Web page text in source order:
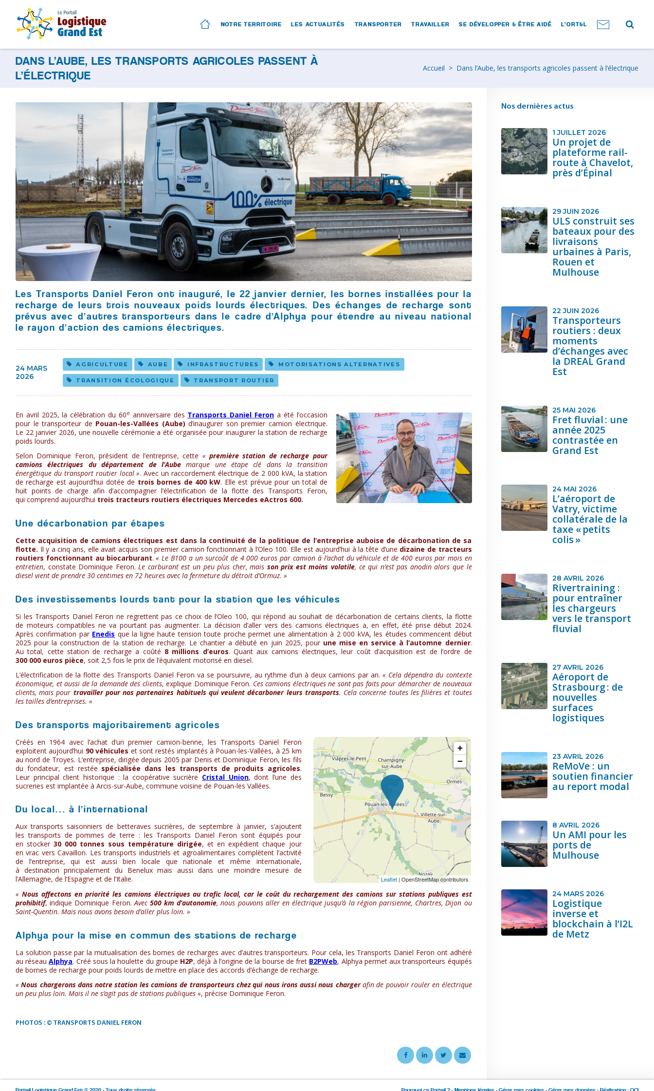
NOTRE TERRITOIRE LES ACTUALITÉS TRANSPORTER TRAVAILLER SE DÉVELOPPER & ÊTRE AIDÉ L’ORT&L
DANS L’AUBE, LES TRANSPORTS AGRICOLES PASSENT À
L’ÉLECTRIQUE
Accueil > Dans l’Aube, les transports agricoles passent à l’électrique
Les Transports Daniel Feron ont inauguré, le 22 janvier dernier, les bornes installées pour la
recharge de leurs trois nouveaux poids lourds électriques. Des échanges de recharge sont
prévus avec d’autres transporteurs dans le cadre d’Alphya pour étendre au niveau national
le rayon d’action des camions électriques.
24 MARS
2026
AGRICULTURE AUBE INFRASTRUCTURES MOTORISATIONS ALTERNATIVES
TRANSITION ÉCOLOGIQUE TRANSPORT ROUTIER
En avril 2025, la célébration du 60e anniversaire des Transports Daniel Feron a été l’occasion
pour le transporteur de Pouan-les-Vallées (Aube) d’inaugurer son premier camion électrique.
Le 22 janvier 2026, une nouvelle cérémonie a été organisée pour inaugurer la station de recharge
poids lourds.
Selon Dominique Feron, président de l’entreprise, cette « première station de recharge pour
camions électriques du département de l’Aubemarque une étape clé dans la transition
énergétique du transport routier local ». Avec un raccordement électrique de 2 000 kVA, la station
de recharge est aujourd’hui dotée de trois bornes de 400 kW. Elle est prévue pour un total de
huit points de charge afin d’accompagner l’électrification de la flotte des Transports Feron,
qui comprend aujourd’hui trois tracteurs routiers électriques Mercedes eActros 600.
Une décarbonation par étapes
Cette acquisition de camions électriques est dans la continuité de la politique de l’entreprise auboise de décarbonation de sa
flotte. Il y a cinq ans, elle avait acquis son premier camion fonctionnant à l’Oleo 100. Elle est aujourd’hui à la tête d’une dizaine de tracteurs
routiers fonctionnant au biocarburant.« Le B100 a un surcoût de 4 000 euros par camion à l’achat du véhicule et de 400 euros par mois en
entretien, constate Dominique Feron.Le carburant est un peu plus cher, mais son prix est moins volatile, ce qui n’est pas anodin alors que le
diesel vient de prendre 30 centimes en 72 heures avec la fermeture du détroit d’Ormuz. »
Des investissements lourds tant pour la station que les véhicules
Si les Transports Daniel Feron ne regrettent pas ce choix de l’Oleo 100, qui répond au souhait de décarbonation de certains clients, la flotte
de moteurs compatibles ne va pourtant pas augmenter. La décision d’aller vers des camions électriques a, en effet, été prise début 2024.
Après confirmation par Enedis que la ligne haute tension toute proche permet une alimentation à 2 000 kVA, les études commencent début
2025 pour la construction de la station de recharge. Le chantier a débuté en juin 2025, pour une mise en service à l’automne dernier.
Au total, cette station de recharge a coûté 8 millions d’euros. Quant aux camions électriques, leur coût d’acquisition est de l’ordre de
300 000 euros pièce, soit 2,5 fois le prix de l’équivalent motorisé en diesel.
L’électrification de la flotte des Transports Daniel Feron va se poursuivre, au rythme d’un à deux camions par an. « Cela dépendra du contexte
économique, et aussi de la demande des clients, explique Dominique Feron. Ces camions électriques ne sont pas faits pour démarcher de nouveaux
clients, mais pour travailler pour nos partenaires habituels qui veulent décarboner leurs transports. Cela concerne toutes les filières et toutes
les tailles d’entreprises. »
Des transports majoritairement agricoles
Créés en 1964 avec l’achat d’un premier camion-benne, les Transports Daniel Feron
exploitent aujourd’hui 90 véhicules et sont restés implantés à Pouan-les-Vallées, à 25 km
au nord de Troyes. L’entreprise, dirigée depuis 2005 par Denis et Dominique Feron, les fils
du fondateur, est restée spécialisée dans les transports de produits agricoles.
Leur principal client historique : la coopérative sucrière Cristal Union, dont l’une des
sucreries est implantée à Arcis-sur-Aube, commune voisine de Pouan-les Vallées.
Du local… à l’international
Aux transports saisonniers de betteraves sucrières, de septembre à janvier, s’ajoutent
les transports de pommes de terre : les Transports Daniel Feron sont équipés pour
en stocker30 000 tonnes sous température dirigée, et en expédient chaque jour
en vrac vers Cavaillon. Les transports industriels et agroalimentaires complètent l’activité
de l’entreprise, qui est aussi bien locale que nationale et même internationale,
à destination principalement du Benelux mais aussi dans une moindre mesure de
l’Allemagne, de l’Espagne et de l’Italie.
« Nous affectons en priorité les camions électriques au trafic local, car le coût du rechargement des camions sur stations publiques est
prohibitif, indique Dominique Feron.Avec 500 km d’autonomie, nous pouvons aller en électrique jusqu’à la région parisienne, Chartres, Dijon ou
Saint-Quentin. Mais nous avons besoin d’aller plus loin. »
Alphya pour la mise en commun des stations de recharge
La solution passe par la mutualisation des bornes de recharges avec d’autres transporteurs. Pour cela, les Transports Daniel Feron ont adhéré
au réseauAlphya. Créé sous la houlette du groupe H2P, déjà à l’origine de la bourse de fret B2PWeb, Alphya permet aux transporteurs équipés
de bornes de recharge pour poids lourds de mettre en place des accords d’échange de recharge.
«Nous chargerons dans notre station les camions de transporteurs chez qui nous irons aussi nous chargerafin de pouvoir rouler en électrique
un peu plus loin. Mais il ne s’agit pas de stations publiques », précise Dominique Feron.
PHOTOS : © TRANSPORTS DANIEL FERON
Nos dernières actus
1 JUILLET 2026
Un projet de
plateforme rail-
route à Chavelot,
près d’Épinal
29 JUIN 2026
ULS construit ses
bateaux pour des
livraisons
urbaines à Paris,
Rouen et
Mulhouse
22 JUIN 2026
Transporteurs
routiers : deux
moments
d’échanges avec
la DREAL Grand
Est
25 MAI 2026
Fret fluvial : une
année 2025
contrastée en
Grand Est
24 MAI 2026
L’aéroport de
Vatry, victime
collatérale de la
taxe « petits
colis »
28 AVRIL 2026
Rivertraining :
pour entraîner
les chargeurs
vers le transport
fluvial
27 AVRIL 2026
Aéroport de
Strasbourg : de
nouvelles
surfaces
logistiques
23 AVRIL 2026
ReMoVe : un
soutien financier
au report modal
8 AVRIL 2026
Un AMI pour les
ports de
Mulhouse
24 MARS 2026
Logistique
inverse et
blockchain à l’I2L
de Metz